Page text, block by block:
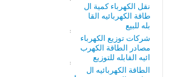
نقل الكهرباء كمية ال
طاقة الكهربائيه القا
بله للبيع
شركات توزيع الكهرباء
مصادر الطاقة الكهرب
ائيه القابله للتوزيع
الطاقة الكهربائيه ال